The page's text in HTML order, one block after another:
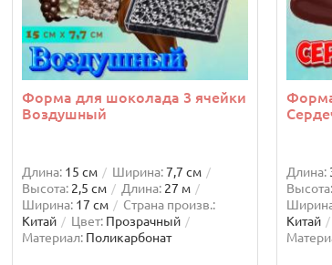
Форма для шоколада 3 ячейки
Воздушный
Длина: 15 см Ширина:7,7 см
Высота: 2,5 см Длина: 27 м
Ширина: 17 см
Страна произв.:
Китай
Цвет: Прозрачный
Материал: Поликарбонат
Длина:
Высота:
Китай